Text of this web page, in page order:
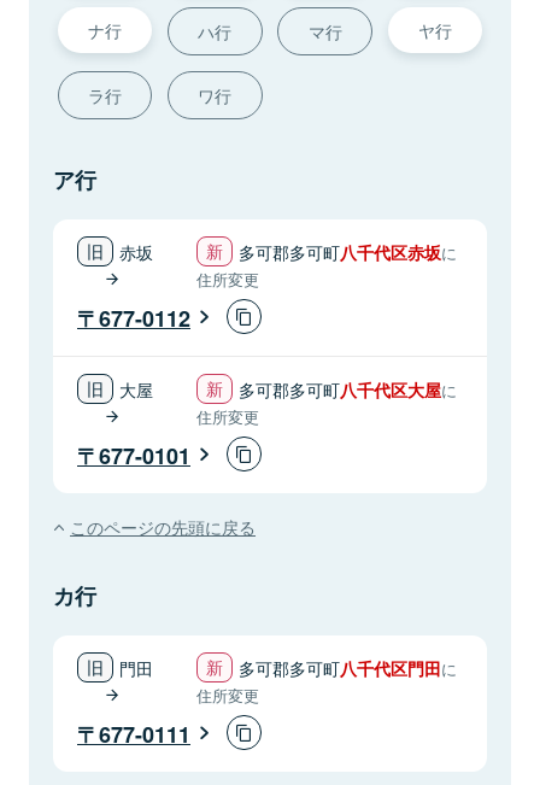
ナ行 ハ行 マ行 ヤ行
ラ行 ワ行
ア行
赤坂 多可郡多可町八千代区赤坂に
住所変更
677-0112
大屋 多可郡多可町八千代区大屋に
住所変更
677-0101
このページの先頭に戻る
カ行
門田 多可郡多可町八千代区門田に
住所変更
677-0111